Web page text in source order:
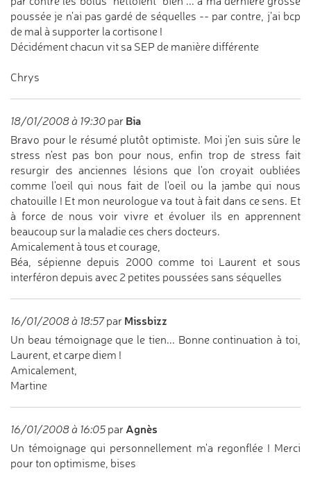
poussée je n'ai pas gardé de séquelles -- par contre, j'ai bcp
de mal à supporter la cortisone !
Décidément chacun vit sa SEP de manière différente
Chrys
18/01/2008 à 19:30 par Bia
Bravo pour le résumé plutôt optimiste. Moi j'en suis sûre le
stress n'est pas bon pour nous, enfin trop de stress fait
resurgir des anciennes lésions que l'on croyait oubliées
comme l'oeil qui nous fait de l'oeil ou la jambe qui nous
chatouille ! Et mon neurologue va tout à fait dans ce sens. Et
à force de nous voir vivre et évoluer ils en apprennent
beaucoup sur la maladie ces chers docteurs.
Amicalement à tous et courage,
Béa, sépienne depuis 2000 comme toi Laurent et sous
interféron depuis avec 2 petites poussées sans séquelles
16/01/2008 à 18:57par Missbizz
Un beau témoignage que le tien... Bonne continuation à toi,
Laurent, et carpe diem !
Amicalement,
Martine
16/01/2008 à 16:05 par Agnès
Un témoignage qui personnellement m'a regonflée ! Merci
pour ton optimisme, bises